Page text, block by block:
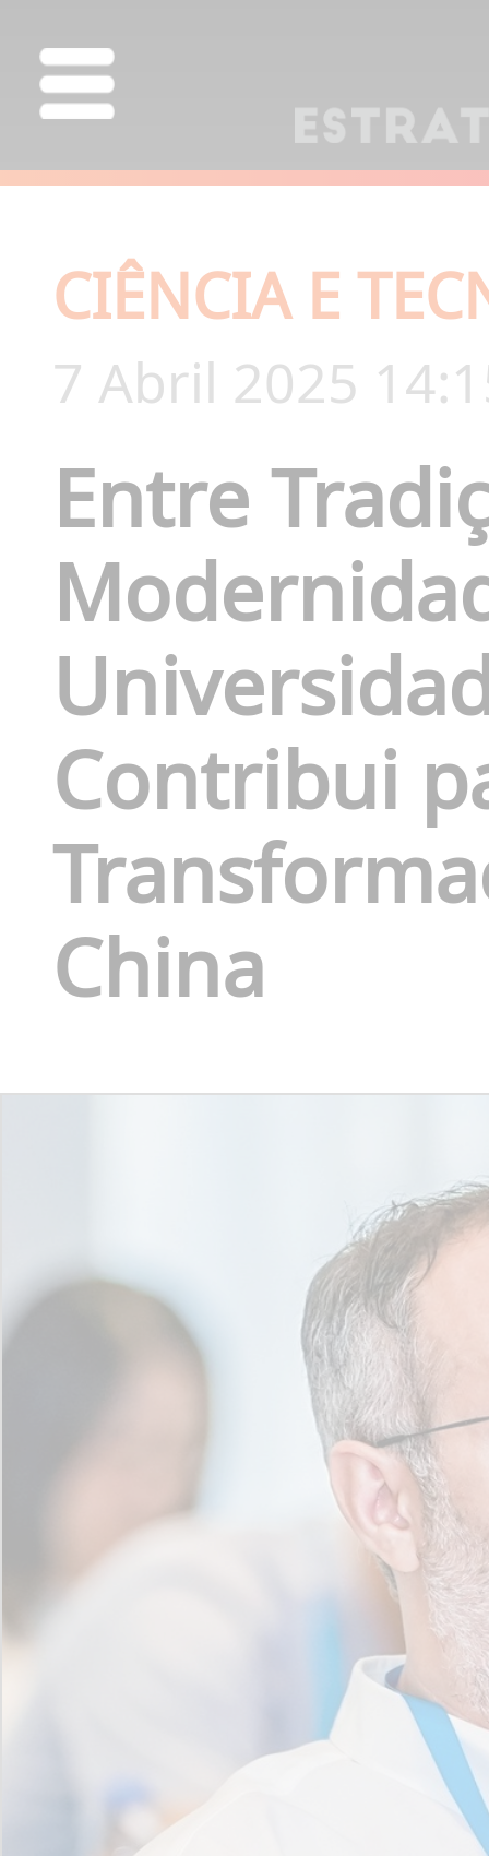
CIÊNCIA E
7 Abril 2025
Entre
Contribui
China